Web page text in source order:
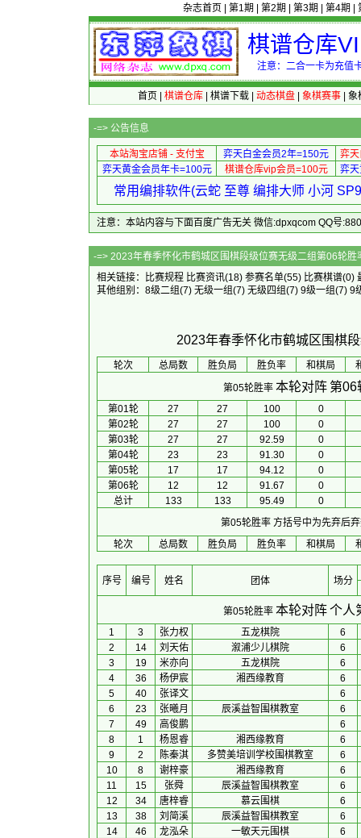
杂志首页 第1期 第2期 第3期 第4期
棋谱仓库
注意：二合一卡为充值
首页 棋谱仓库| 棋谱下载| 动态棋盘| 象棋赛事| 象
-=> 公告信息
本站淘宝店铺 - 支付宝 弈天白金会员2年=150元
弈
弈天黄金会员年卡=100元
棋谱仓库vip会员=100元 弈
常用编排软件(云蛇 至尊 编排大师 小河
注意：本站内容与下面百度广告无关 微信:dpxqcom QQ号
-=> 2023年春季怀化市鹤城区围棋段
相关链接：
比赛规程 比赛资讯(18) 参赛名单(55) 比赛棋谱(0)
其他组别： 8级二组(7) 无级一组(7) 无级四组(7) 9级一组(7) 9
2023年春季怀化市鹤城区围棋
轮次 总局数 胜负局 胜负率 和棋局
第05轮胜率 本轮对阵 第06
第01轮 27 27 100
0
第02轮
27 27 100
0
第03轮
27 27 92.59
0
第04轮
23 23 91.30
0
第05轮
17 17 94.12
0
第06轮
12 12 91.67
0
总计
133 133 95.49
0
第05轮胜率方括号中为先弃后
轮次
总局数 胜负局 胜负率 和棋局
序号 编号 姓名 团体 场分
第05轮胜率 本轮对阵个人
1 3 张力权 五龙棋院
6
2
14 刘天佑 溆浦少儿棋院
6
3
19 米亦向 五龙棋院
6
4
36 杨伊宸 湘西缘教育
6
5
40 张译文
6
6
23 张曦月 辰溪益智围棋教室
6
7
49 高俊鹏
6
8
1 杨恩睿 湘西缘教育
6
9
2 陈秦淇 多赞美培训学校围棋教室
6
10
8 谢梓豪 湘西缘教育
6
11
15 张舜 辰溪益智围棋教室
6
12
34 唐梓睿 慕云围棋
6
13
38 刘简溪 辰溪益智围棋教室
6
14
46 龙泓朵 一敏天元围棋
6